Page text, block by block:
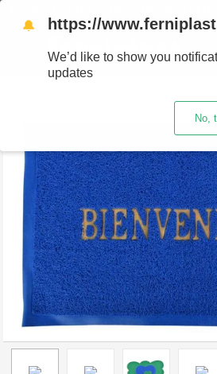
🔔 https://
We’d like to show you
updates
No,